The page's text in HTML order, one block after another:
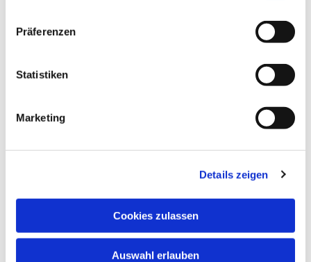
Präferenzen
Statistiken
Marketing
Details zeigen
Cookies zulassen
Auswahl erlauben
Dies könnte Sie auch